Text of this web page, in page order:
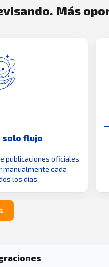
Más
solo flujo
publicaciones oficiales
manualmente cada
los días.